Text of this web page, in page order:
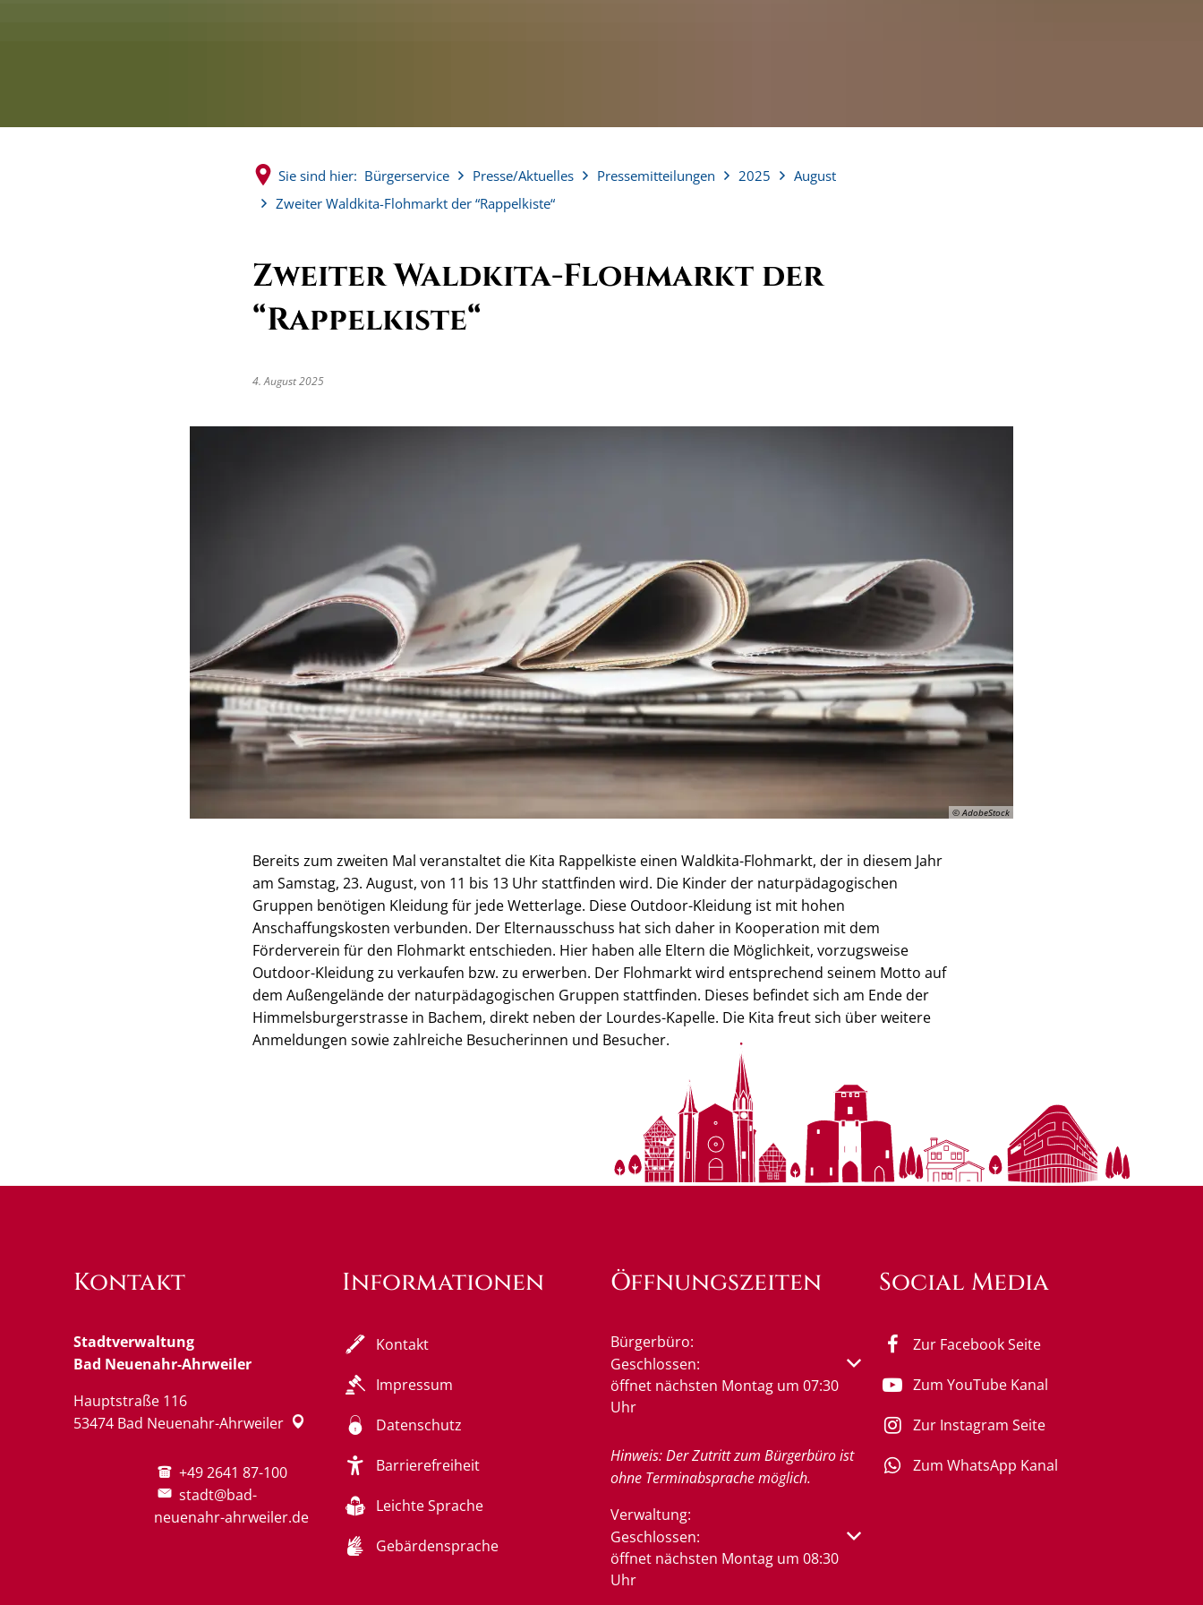
Sie sind hier: Bürgerservice Presse/Aktuelles Pressemitteilungen 2025
August
Zweiter Waldkita-Flohmarkt der “Rappelkiste“
Zweiter Waldkita-Flohmarkt der
“Rappelkiste“
4. August 2025
© AdobeStock
Bereits zum zweiten Mal veranstaltet die Kita Rappelkiste einen Waldkita-Flohmarkt, der in diesem Jahr
am Samstag, 23. August, von 11 bis 13 Uhr stattfinden wird. Die Kinder der naturpädagogischen
Gruppen benötigen Kleidung für jede Wetterlage. Diese Outdoor-Kleidung ist mit hohen
Anschaffungskosten verbunden. Der Elternausschuss hat sich daher in Kooperation mit dem
Förderverein für den Flohmarkt entschieden. Hier haben alle Eltern die Möglichkeit, vorzugsweise
Outdoor-Kleidung zu verkaufen bzw. zu erwerben. Der Flohmarkt wird entsprechend seinem Motto auf
dem Außengelände der naturpädagogischen Gruppen stattfinden. Dieses befindet sich am Ende der
Himmelsburgerstrasse in Bachem, direkt neben der Lourdes-Kapelle. Die Kita freut sich über weitere
Anmeldungen sowie zahlreiche Besucherinnen und Besucher.
Kontakt
Stadtverwaltung
Bad Neuenahr-Ahrweiler
Hauptstraße 116
53474 Bad Neuenahr-Ahrweiler
+49 2641 87-100
stadt@bad-
neuenahr-ahrweiler.de
Informationen
Kontakt
Impressum
Datenschutz
Barrierefreiheit
Leichte Sprache
Gebärdensprache
Öffnungszeiten
Bürgerbüro:
Klicken, um weitere Öffnungs- oder Schließzeiten auszublenden
Geschlossen:
öffnet nächsten Montag um 07:30
Uhr
Hinweis: Der Zutritt zum Bürgerbüro ist
ohne Terminabsprache möglich.
Verwaltung:
Klicken, um weitere Öffnungs- oder Schließzeiten auszublenden
Geschlossen:
öffnet nächsten Montag um 08:30
Uhr
Social Media
Zur Facebook Seite
Zum YouTube Kanal
Zur Instagram Seite
Zum WhatsApp Kanal